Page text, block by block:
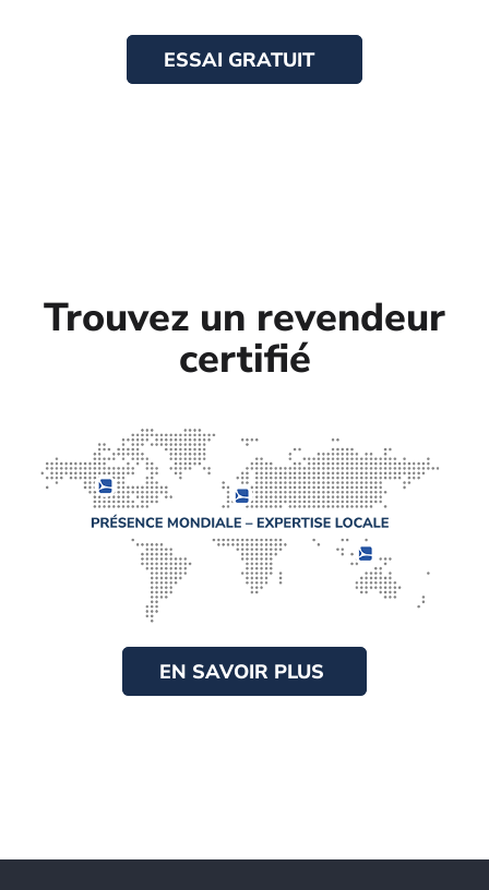
ESSAI GRATUIT
Trouvez un revendeur
certifié
EN SAVOIR PLUS